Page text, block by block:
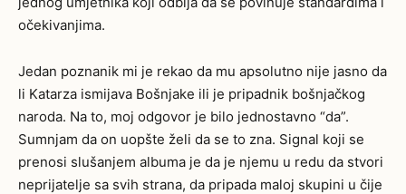
očekivanjima.
Jedan poznanik mi je rekao da mu apsolutno nije jasno da
li Katarza ismijava Bošnjake ili je pripadnik bošnjačkog
naroda. Na to, moj odgovor je bilo jednostavno “da”.
Sumnjam da on uopšte želi da se to zna. Signal koji se
prenosi slušanjem albuma je da je njemu u redu da stvori
neprijatelje sa svih strana, da pripada maloj skupini u čije